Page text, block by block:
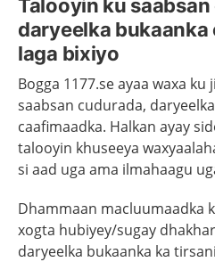
Talooyin ku
daryeelka
laga bixiyo
Bogga 1177.se ayaa waxa
saabsan cudurada,
caafimaadka. Halkan ayay
talooyin khuseeya
si aad uga ama ilmahaagu
Dhammaan macluumaadka
xogta hubiyey/sugay
daryeelka bukaanka ka